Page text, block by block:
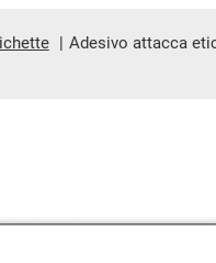
Adesivo attacca